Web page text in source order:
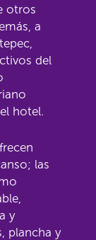
otros
a
del
hotel.
las
y
plancha y